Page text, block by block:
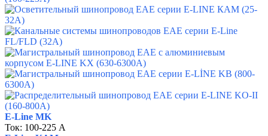
E-Line MK
Ток: 100-225 А